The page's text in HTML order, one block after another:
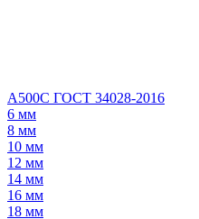
А500С ГОСТ 34028-2016
6 мм
8 мм
10 мм
12 мм
14 мм
16 мм
18 мм